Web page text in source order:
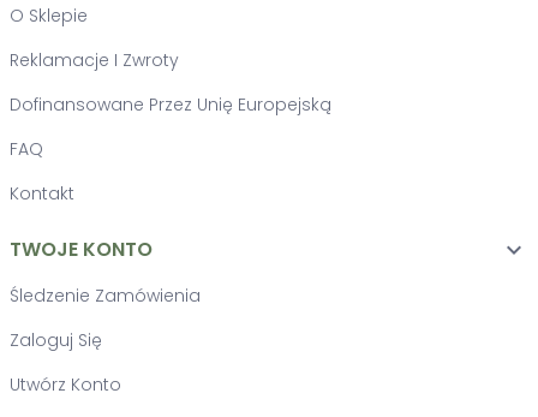
O Sklepie
Reklamacje I Zwroty
Dofinansowane Przez Unię Europejską
FAQ
Kontakt
TWOJE KONTO 
Śledzenie Zamówienia
Zaloguj Się
Utwórz Konto